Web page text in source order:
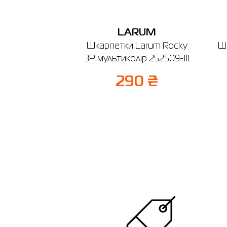
LARUM
Шкарпетки Larum Rocky
3P мультиколір 252509-111
290 ₴